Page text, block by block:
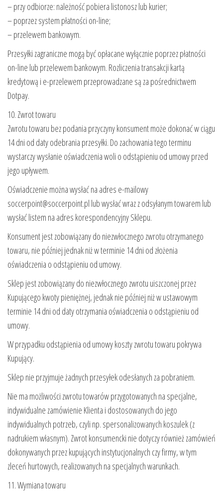
– przy odbiorze: należność pobiera listonosz lub kurier;
– poprzez system płatności on-line;
– przelewem bankowym.
Przesyłki zagraniczne mogą być opłacane wyłącznie poprzez płatności
on-line lub przelewem bankowym. Rozliczenia transakcji kartą
kredytową i e-przelewem przeprowadzane są za pośrednictwem
Dotpay.
10. Zwrot towaru
Zwrotu towaru bez podania przyczyny konsument może dokonać w ciągu
14 dni od daty odebrania przesyłki. Do zachowania tego terminu
wystarczy wysłanie oświadczenia woli o odstąpieniu od umowy przed
jego upływem.
Oświadczenie można wysłać na adres e-mailowy
soccerpoint@soccerpoint.pl lub wysłać wraz z odsyłanym towarem lub
wysłać listem na adres korespondencyjny Sklepu.
Konsument jest zobowiązany do niezwłocznego zwrotu otrzymanego
towaru, nie później jednak niż w terminie 14 dni od złożenia
oświadczenia o odstąpieniu od umowy.
Sklep jest zobowiązany do niezwłocznego zwrotu uiszczonej przez
Kupującego kwoty pieniężnej, jednak nie później niż w ustawowym
terminie 14 dni od daty otrzymania oświadczenia o odstąpieniu od
umowy.
W przypadku odstąpienia od umowy koszty zwrotu towaru pokrywa
Kupujący.
Sklep nie przyjmuje żadnych przesyłek odesłanych za pobraniem.
Nie ma możliwości zwrotu towarów przygotowanych na specjalne,
indywidualne zamówienie Klienta i dostosowanych do jego
indywidualnych potrzeb, czyli np. spersonalizowanych koszulek (z
nadrukiem własnym). Zwrot konsumencki nie dotyczy również zamówień
dokonywanych przez kupujących instytucjonalnych czy firmy, w tym
zleceń hurtowych, realizowanych na specjalnych warunkach.
11. Wymiana towaru